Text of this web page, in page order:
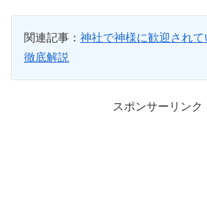
関連記事： 神社で神様に歓迎され
徹底解説
スポンサーリンク